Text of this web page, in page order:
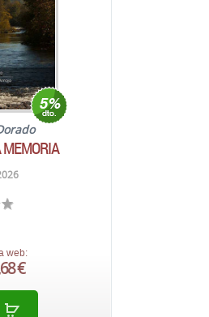
web:
€